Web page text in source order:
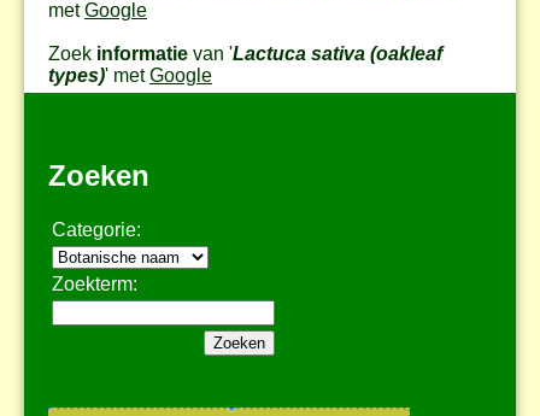
metGoogle
Zoek informatie van 'Lactuca sativa (oakleaf
types)' metGoogle
Zoeken
Categorie:
Zoekterm: